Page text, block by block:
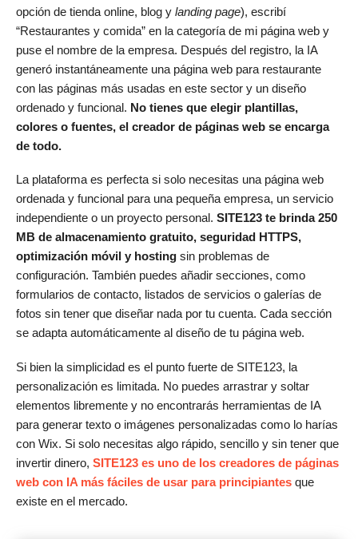
opción de tienda online, blog y landing page), escribí
“Restaurantes y comida” en la categoría de mi página web y
puse el nombre de la empresa. Después del registro, la IA
generó instantáneamente una página web para restaurante
con las páginas más usadas en este sector y un diseño
ordenado y funcional. No tienes que elegir plantillas,
colores o fuentes, el creador de páginas web se encarga
de todo.
La plataforma es perfecta si solo necesitas una página web
ordenada y funcional para una pequeña empresa, un servicio
independiente o un proyecto personal. SITE123 te brinda 250
MB de almacenamiento gratuito, seguridad HTTPS,
optimización móvil y hosting sin problemas de
configuración. También puedes añadir secciones, como
formularios de contacto, listados de servicios o galerías de
fotos sin tener que diseñar nada por tu cuenta. Cada sección
se adapta automáticamente al diseño de tu página web.
Si bien la simplicidad es el punto fuerte de SITE123, la
personalización es limitada. No puedes arrastrar y soltar
elementos libremente y no encontrarás herramientas de IA
para generar texto o imágenes personalizadas como lo harías
con Wix. Si solo necesitas algo rápido, sencillo y sin tener que
invertir dinero, SITE123 es uno de los creadores de páginas
web con IA más fáciles de usar para principiantes que
existe en el mercado.